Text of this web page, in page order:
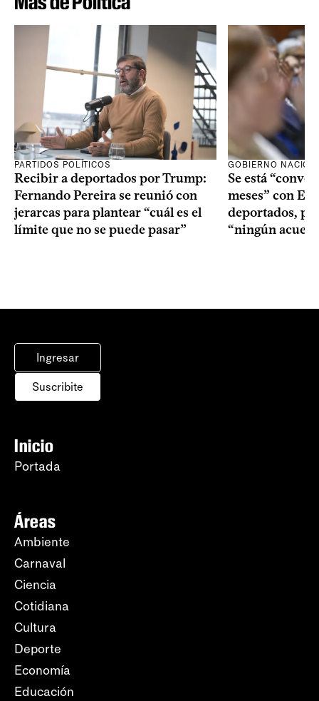
PARTIDOS POLÍTICOS
Recibir a deportados por Trump:
Fernando Pereira se reunió con
jerarcas para plantear “cuál es el
límite que no se puede pasar”
GOBIERNO
Se está
meses” con
deportados,
“ningún
Ingresar
Suscribite
Inicio
Portada
Áreas
Ambiente
Carnaval
Ciencia
Cotidiana
Cultura
Deporte
Economía
Educación